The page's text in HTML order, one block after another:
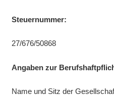
Steuernummer:
27/676/50868
Angaben zur
Name und Sitz der